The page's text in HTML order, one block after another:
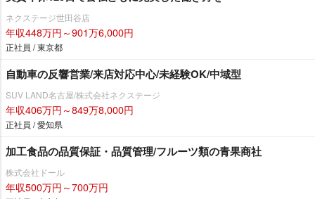
ネクステージ世田谷店
年収448万円～901万6,000円
正社員 / 東京都
自動車の反響営業/来店対応中心/未経験OK/中域型
SUV LAND名古屋/株式会社ネクステージ
年収406万円～849万8,000円
正社員 / 愛知県
加工食品の品質保証・品質管理/フルーツ類の青果商社
株式会社ドール
年収500万円～700万円